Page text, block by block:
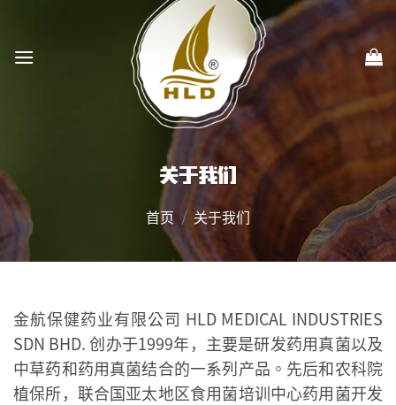
content
关于我们
首页 / 关于我们
金航保健药业有限公司 HLD MEDICAL INDUSTRIES
SDN BHD. 创办于1999年，主要是研发药用真菌以及
中草药和药用真菌结合的一系列产品。先后和农科院
植保所，联合国亚太地区食用菌培训中心药用菌开发